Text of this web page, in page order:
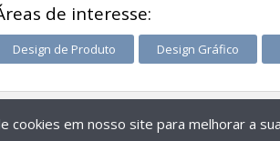
de interesse:
Design de Produto Design Gráfico
cookies em nosso site para melhorar a